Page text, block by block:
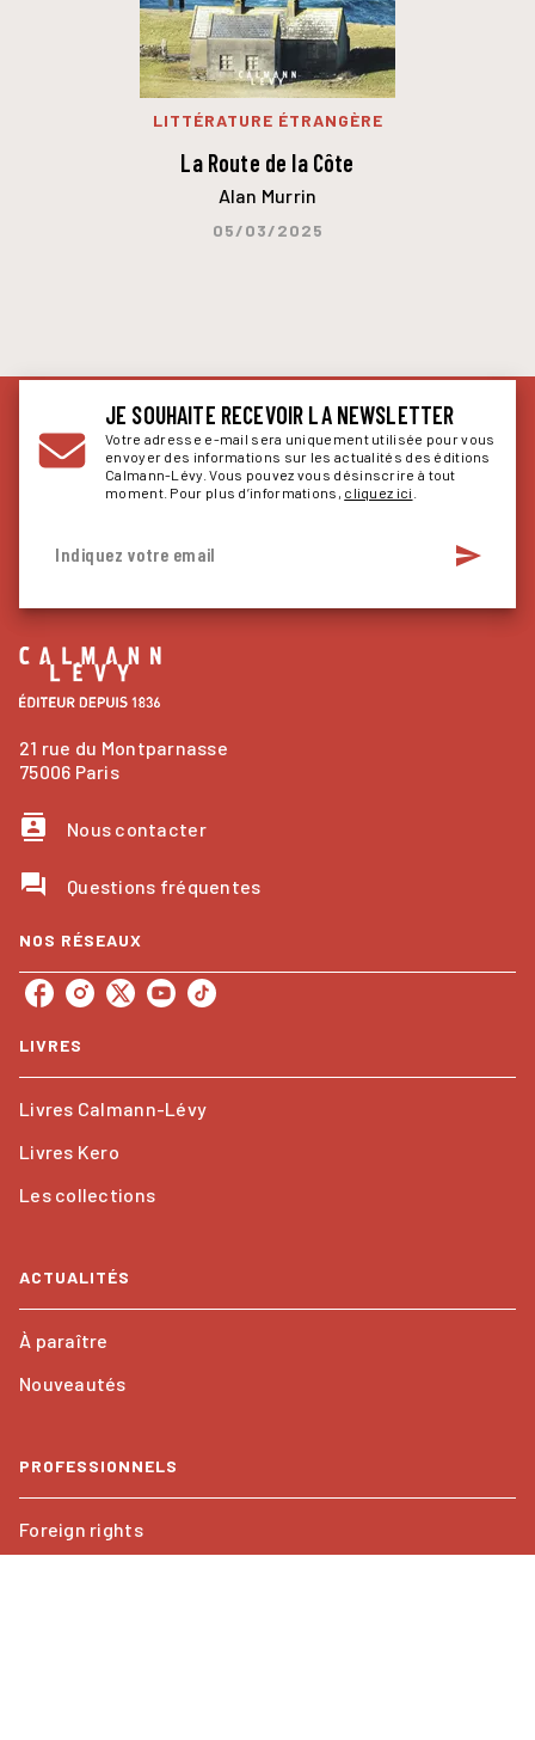
LITTÉRATURE ÉTRANGÈRE
La Route de la Côte
Alan Murrin
05/03/2025
JE SOUHAITE RECEVOIR LA NEWSLETTER
Votre adresse e-mail sera uniquement utilisée pour vous
envoyer des informations sur les actualités des éditions
Calmann-Lévy. Vous pouvez vous désinscrire à tout
moment. Pour plus d’informations, cliquez ici
Indiquez votre email send
21 rue du Montparnasse
75006 Paris
contacts Nous contacter
question_answer Questions fréquentes
NOS RÉSEAUX
LIVRES
Livres Calmann-Lévy
Livres Kero
Les collections
ACTUALITÉS
À paraître
Nouveautés
PROFESSIONNELS
Foreign rights